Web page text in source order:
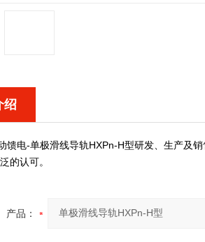
绍
馈电-单极滑线导轨HXPn-H型研发、生产及
的认可。
产品：